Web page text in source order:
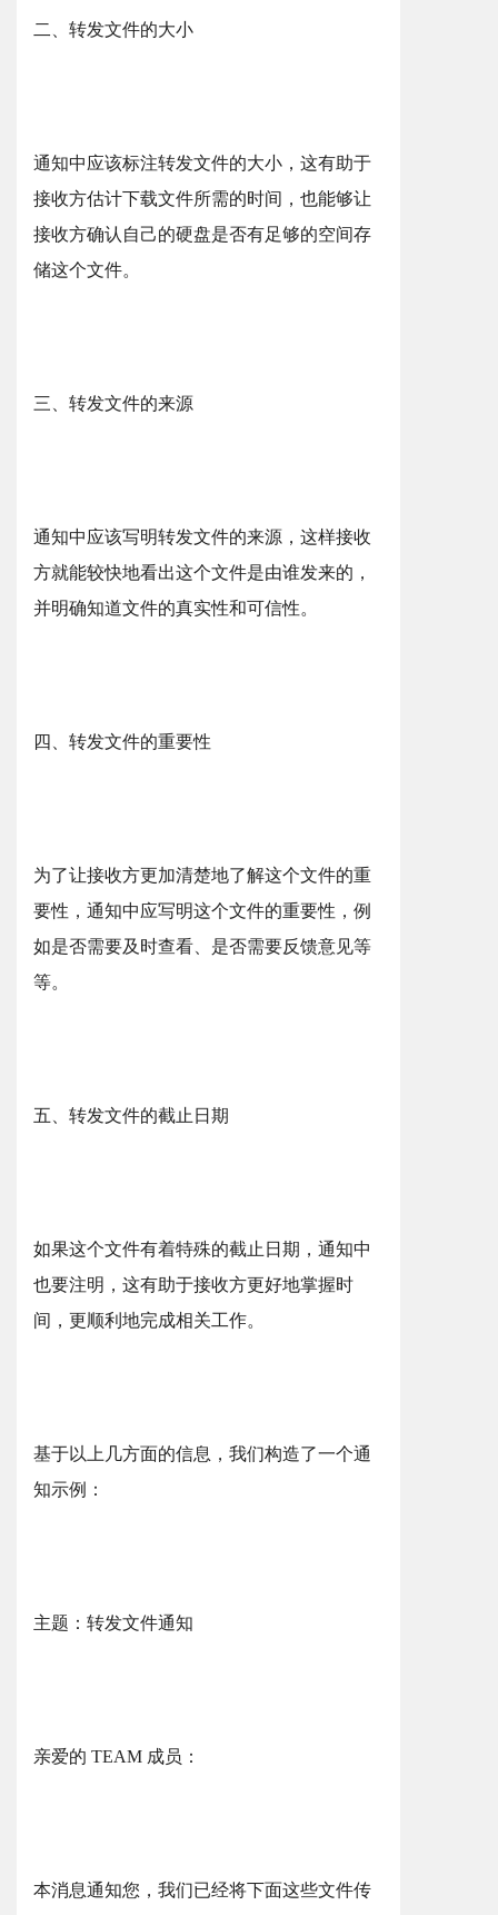
二、转发文件的大小
通知中应该标注转发文件的大小，这有助于
接收方估计下载文件所需的时间，也能够让
接收方确认自己的硬盘是否有足够的空间存
储这个文件。
三、转发文件的来源
通知中应该写明转发文件的来源，这样接收
方就能较快地看出这个文件是由谁发来的，
并明确知道文件的真实性和可信性。
四、转发文件的重要性
为了让接收方更加清楚地了解这个文件的重
要性，通知中应写明这个文件的重要性，例
如是否需要及时查看、是否需要反馈意见等
等。
五、转发文件的截止日期
如果这个文件有着特殊的截止日期，通知中
也要注明，这有助于接收方更好地掌握时
间，更顺利地完成相关工作。
基于以上几方面的信息，我们构造了一个通
知示例：
主题：转发文件通知
亲爱的 TEAM 成员：
本消息通知您，我们已经将下面这些文件传